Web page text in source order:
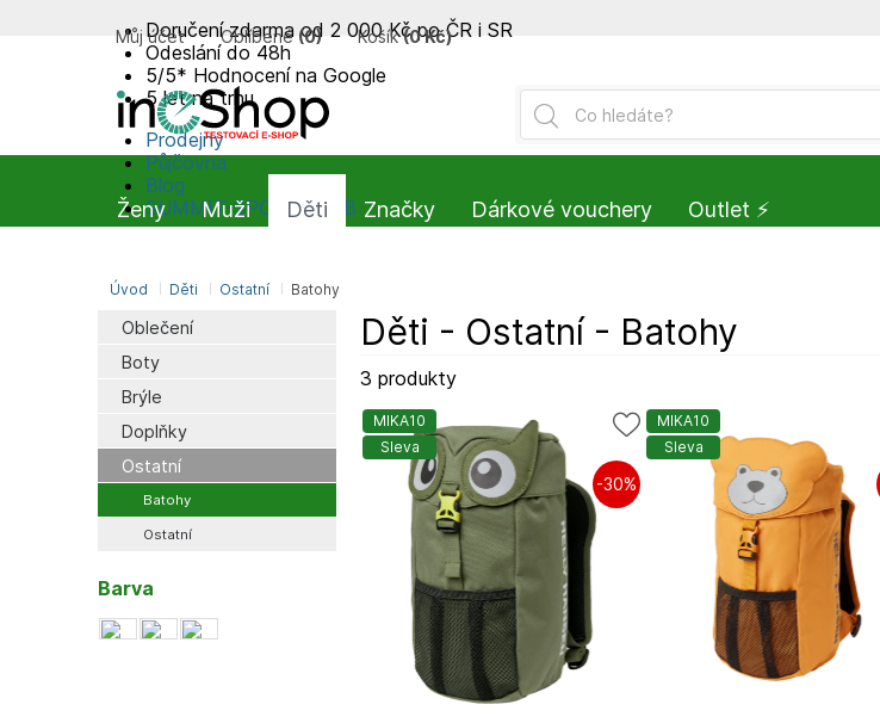
Oblečení
Boty
Brýle
Doplňky
Ostatní
Batohy
Ostatní
Děti - Ostatní - Batohy
3 produkty
MIKA10
Sleva
-30%
MIKA10
Sleva
Barva
Doručení zdarma od 2 000 Kč po ČR i SR
Odeslání do 48h
5/5* Hodnocení na Google
5 let na trhu
Prodejny
Půjčovna
Blog
SUMMIT-SPORT CLUB
Můj účet Oblíbené (0) Košík (0 Kč)
Úvod Děti Ostatní Batohy
Ženy Muži Děti Značky Dárkové vouchery Outlet ⚡️